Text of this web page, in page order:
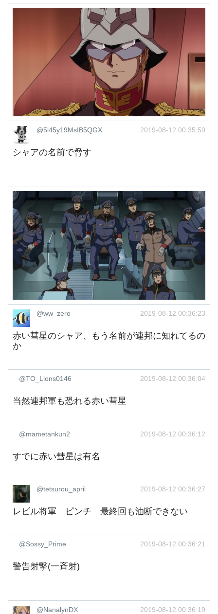
@5l45y19MsIB5QGX 2019-08-12 00:35:59
シャアの名前で脅す
@ww_zero 2019-08-12 00:36:23
赤い彗星のシャア、もう名前が連邦に知れてるの
か
@TO_Lions0146 2019-08-12 00:36:04
当然連邦軍も恐れる赤い彗星
@mametankun2 2019-08-12 00:36:12
すでに赤い彗星は有名
@tetsurou_april 2019-08-12 00:36:27
レビル将軍 ピンチ 最終回も油断できない
@Sossy_Prime 2019-08-12 00:36:21
警告射撃(一斉射)
@NanalynDX 2019-08-12 00:36:19